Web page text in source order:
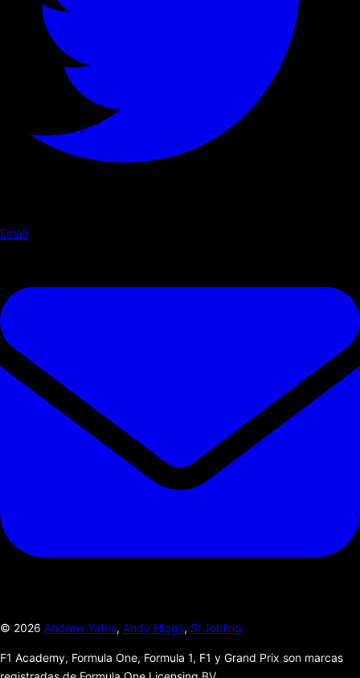
Email
© 2026 Andrew Yates, Andy Higgs, Si Jobling
F1 Academy, Formula One, Formula 1, F1 y Grand Prix son marcas